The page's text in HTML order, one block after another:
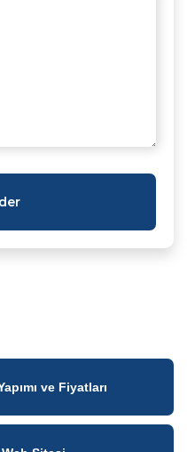
ve Fiyatları